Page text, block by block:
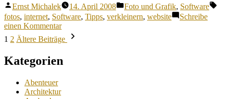
Internet
verkleinern“
Veröffentlicht
von
Ernst Michalek 14. April 2008
Veröffentlicht
unter
Foto und Grafik, Software
fotos, internet, Software, Tipps, verkleinern, website
Schreibe
einen Kommentarzu
Bilder
fürs
verkleinern
Seitennummerierung
Beiträge
1 2 Ältere Beiträge
Kategorien
Abenteuer
Architektur